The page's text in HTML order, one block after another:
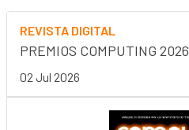
REVISTA DIGITAL
PREMIOS COMPUTING 2026
02 Jul 2026